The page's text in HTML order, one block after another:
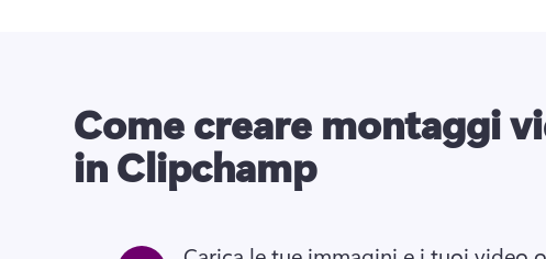
Come creare montaggi
in Clipchamp